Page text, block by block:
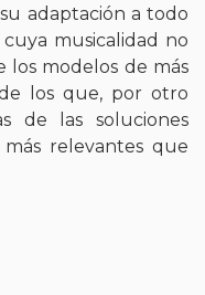
adaptación a todo
musicalidad no
los modelos de más
los que, por otro
de las soluciones
relevantes que